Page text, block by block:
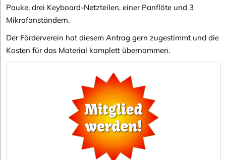
Pauke, drei Keyboard-Netzteilen, einer Panflöte und 3
Mikrofonständern.
Der Förderverein hat diesem Antrag gern zugestimmt und die
Kosten für das Material komplett übernommen.